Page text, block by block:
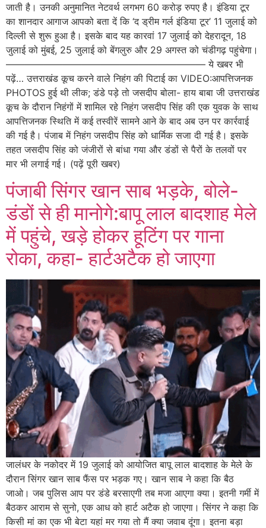
जाती है। उनकी अनुमानित नेटवर्थ लगभग 60 करोड़ रुपए है। इंडिया टूर
का शानदार आगाज आपको बता दें कि ‘द ड्रीम गर्ल इंडिया टूर’ 11 जुलाई को
दिल्ली से शुरू हुआ है। इसके बाद यह कारवां 17 जुलाई को देहरादून, 18
जुलाई को मुंबई, 25 जुलाई को बेंगलुरु और 29 अगस्त को चंडीगढ़ पहुंचेगा।
————————————————————— ये खबर भी
पढ़ें… उत्तराखंड कूच करने वाले निहंग की पिटाई का VIDEO:आपत्तिजनक
PHOTOS हुई थी लीक; डंडे पड़े तो जसदीप बोला- हाय बाबा जी उत्तराखंड
कूच के दौरान निहंगों में शामिल रहे निहंग जसदीप सिंह की एक युवक के साथ
आपत्तिजनक स्थिति में कई तस्वीरें सामने आने के बाद अब उन पर कार्रवाई
की गई है। पंजाब में निहंग जसदीप सिंह को धार्मिक सजा दी गई है। इसके
तहत जसदीप सिंह को जंजीरों से बांधा गया और डंडों से पैरों के तलवों पर
मार भी लगाई गई। (पढ़ें पूरी खबर)
पंजाबी सिंगर खान साब भड़के, बोले-
डंडों से ही मानोगे:बापू लाल बादशाह मेले
में पहुंचे, खड़े होकर हूटिंग पर गाना
रोका, कहा- हार्टअटैक हो जाएगा
जालंधर के नकोदर में 19 जुलाई को आयोजित बापू लाल बादशाह के मेले के
दौरान सिंगर खान साब फैंस पर भड़क गए। खान साब ने कहा कि बैठ
जाओ। जब पुलिस आप पर डंडे बरसाएगी तब मजा आएगा क्या। इतनी गर्मी में
बैठकर आराम से सुनो, एक आध को हार्ट अटैक हो जाएगा। सिंगर ने कहा कि
किसी मां का एक भी बेटा यहां मर गया तो मैं क्या जवाब दूंगा। इतना बड़ा